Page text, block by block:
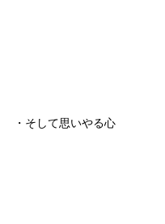
・そして思いやる心